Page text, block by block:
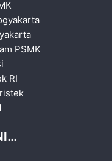
PSMK
RI